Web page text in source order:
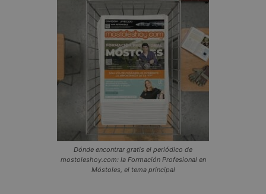
Dónde encontrar gratis el periódico de
mostoleshoy.com: la Formación Profesional en
Móstoles, el tema principal